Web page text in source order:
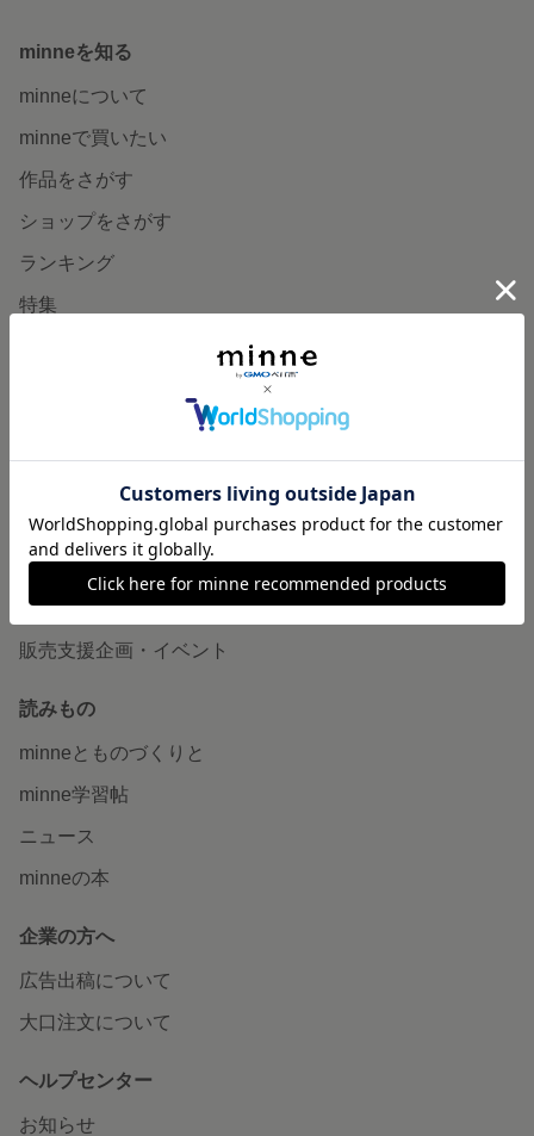
minneを知る
minneについて
minneで買いたい
作品をさがす
ショップをさがす
ランキング
特集
ヴィンテージ販売
ダウンロード販売
minne PLUS
minne LAB
販売支援企画・イベント
読みもの
minneとものづくりと
minne学習帖
ニュース
minneの本
企業の方へ
広告出稿について
大口注文について
ヘルプセンター
お知らせ